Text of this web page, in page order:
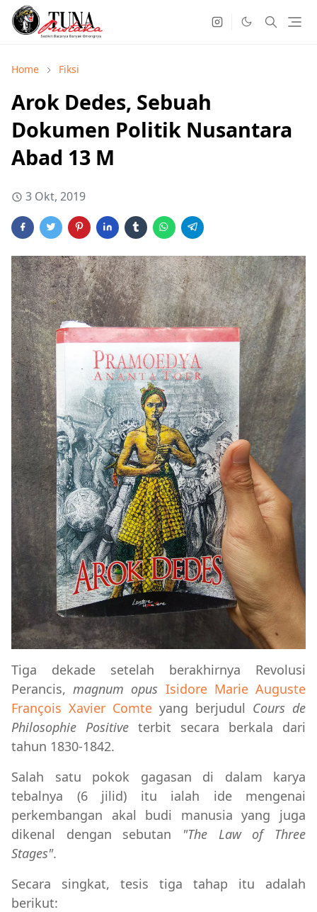
Home Fiksi
Arok Dedes, Sebuah
Dokumen Politik Nusantara
Abad 13 M
3 Okt, 2019
Tiga dekade setelah berakhirnya Revolusi
Perancis,magnum opus Isidore Marie Auguste
François Xavier Comte yang berjudul Cours de
Philosophie Positive terbit secara berkala dari
tahun 1830-1842.
Salah satu pokok gagasan di dalam karya
tebalnya (6 jilid) itu ialah ide mengenai
perkembangan akal budi manusia yang juga
dikenal dengan sebutan "The Law of Three
Stages".
Secara singkat, tesis tiga tahap itu adalah
berikut: